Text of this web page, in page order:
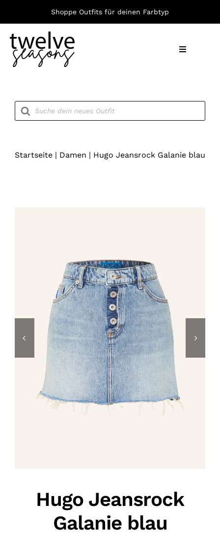
springen
Shoppe Outfits für deinen Farbtyp
Toggle
Products
search
Startseite| Damen | Hugo Jeansrock Galanie blau
Hugo Jeansrock
Galanie blau